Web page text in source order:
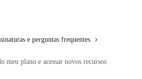
e perguntas frequentes
meu plano e acessar novos recursos